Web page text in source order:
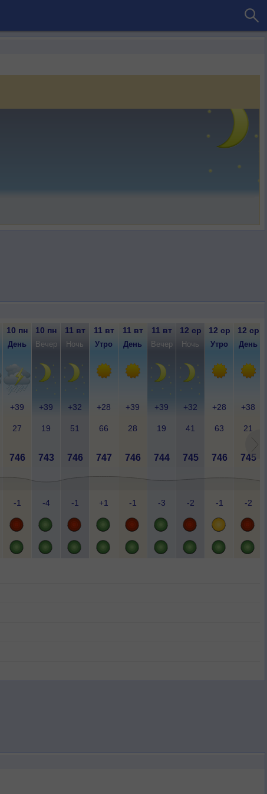
10 пн 10 пн 11 вт 11 вт 11 вт 11 вт 12 ср 12 ср 12 ср
День Вечер Ночь Утро День Вечер Ночь Утро День
+39 +39 +32 +28 +39 +39 +32 +28 +38
27 19 51 66 28 19 41 63 21
746 743 746 747 746 744 745 746 745
-1 -4 -1 +1 -1 -3 -2 -1 -2